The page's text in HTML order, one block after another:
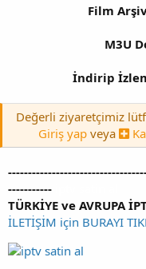
a
Film
M3U
İndirip
Değerli ziyaretçimiz
Giriş yap veya
-----------
TÜRKİYE ve AVRUPA
İLETİŞİM için BURAYI